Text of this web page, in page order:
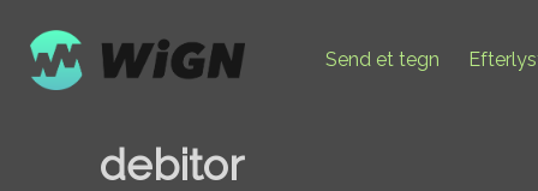
Send et tegn
debitor